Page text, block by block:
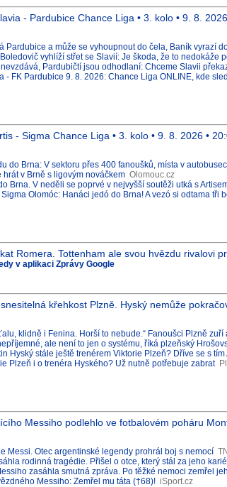
‐ Pardubice Chance Liga • 3. kolo • 9. 8.
Pardubice a může se vyhoupnout do čela, Baník vyrazí
vyhlíží střet se Slavií: Je škoda, že to nedokáže
Pardubičtí jsou odhodlaní: Chceme Slavii
- FK Pardubice 9. 8. 2026: Chance Liga ONLINE, kde
‐ Sigma Chance Liga • 3. kolo • 9. 8. 2026 •
do Brna: V sektoru přes 400 fanoušků, místa v
hrát v Brně s ligovým nováčkem Olomouc.cz
Brna. V neděli se poprvé v nejvyšší soutěži utká s
Olomóc: Hanáci jedó do Brna! A vezó si odtama tři
Romera. Tottenham ale svou hvězdu rivalovi
v aplikaci Zprávy Google
křehkost Plzně. Hyský nemůže
klidně i Fenina. Horší to nebude.“ Fanoušci Plzně
ale není to jen o systému, říká plzeňský
Hyský stále ještě trenérem Viktorie Plzeň? Dříve se s
Plzeň i o trenéra Hyského? Už nutně potřebuje zabrat
Messiho podlehlo ve fotbalovém poháru
Messi. Otec argentinské legendy prohrál boj s nemocí
rodinná tragédie. Přišel o otce, který stál za jeho
zasáhla smutná zpráva. Po těžké nemoci zemřel
Messiho: Zemřel mu táta (†68)! iSport.cz